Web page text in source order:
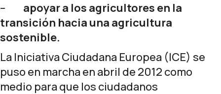
– apoyar a los agricultores en la
transición hacia una agricultura
sostenible.
La Iniciativa Ciudadana Europea (ICE) se
puso en marcha en abril de 2012 como
medio para que los ciudadanos